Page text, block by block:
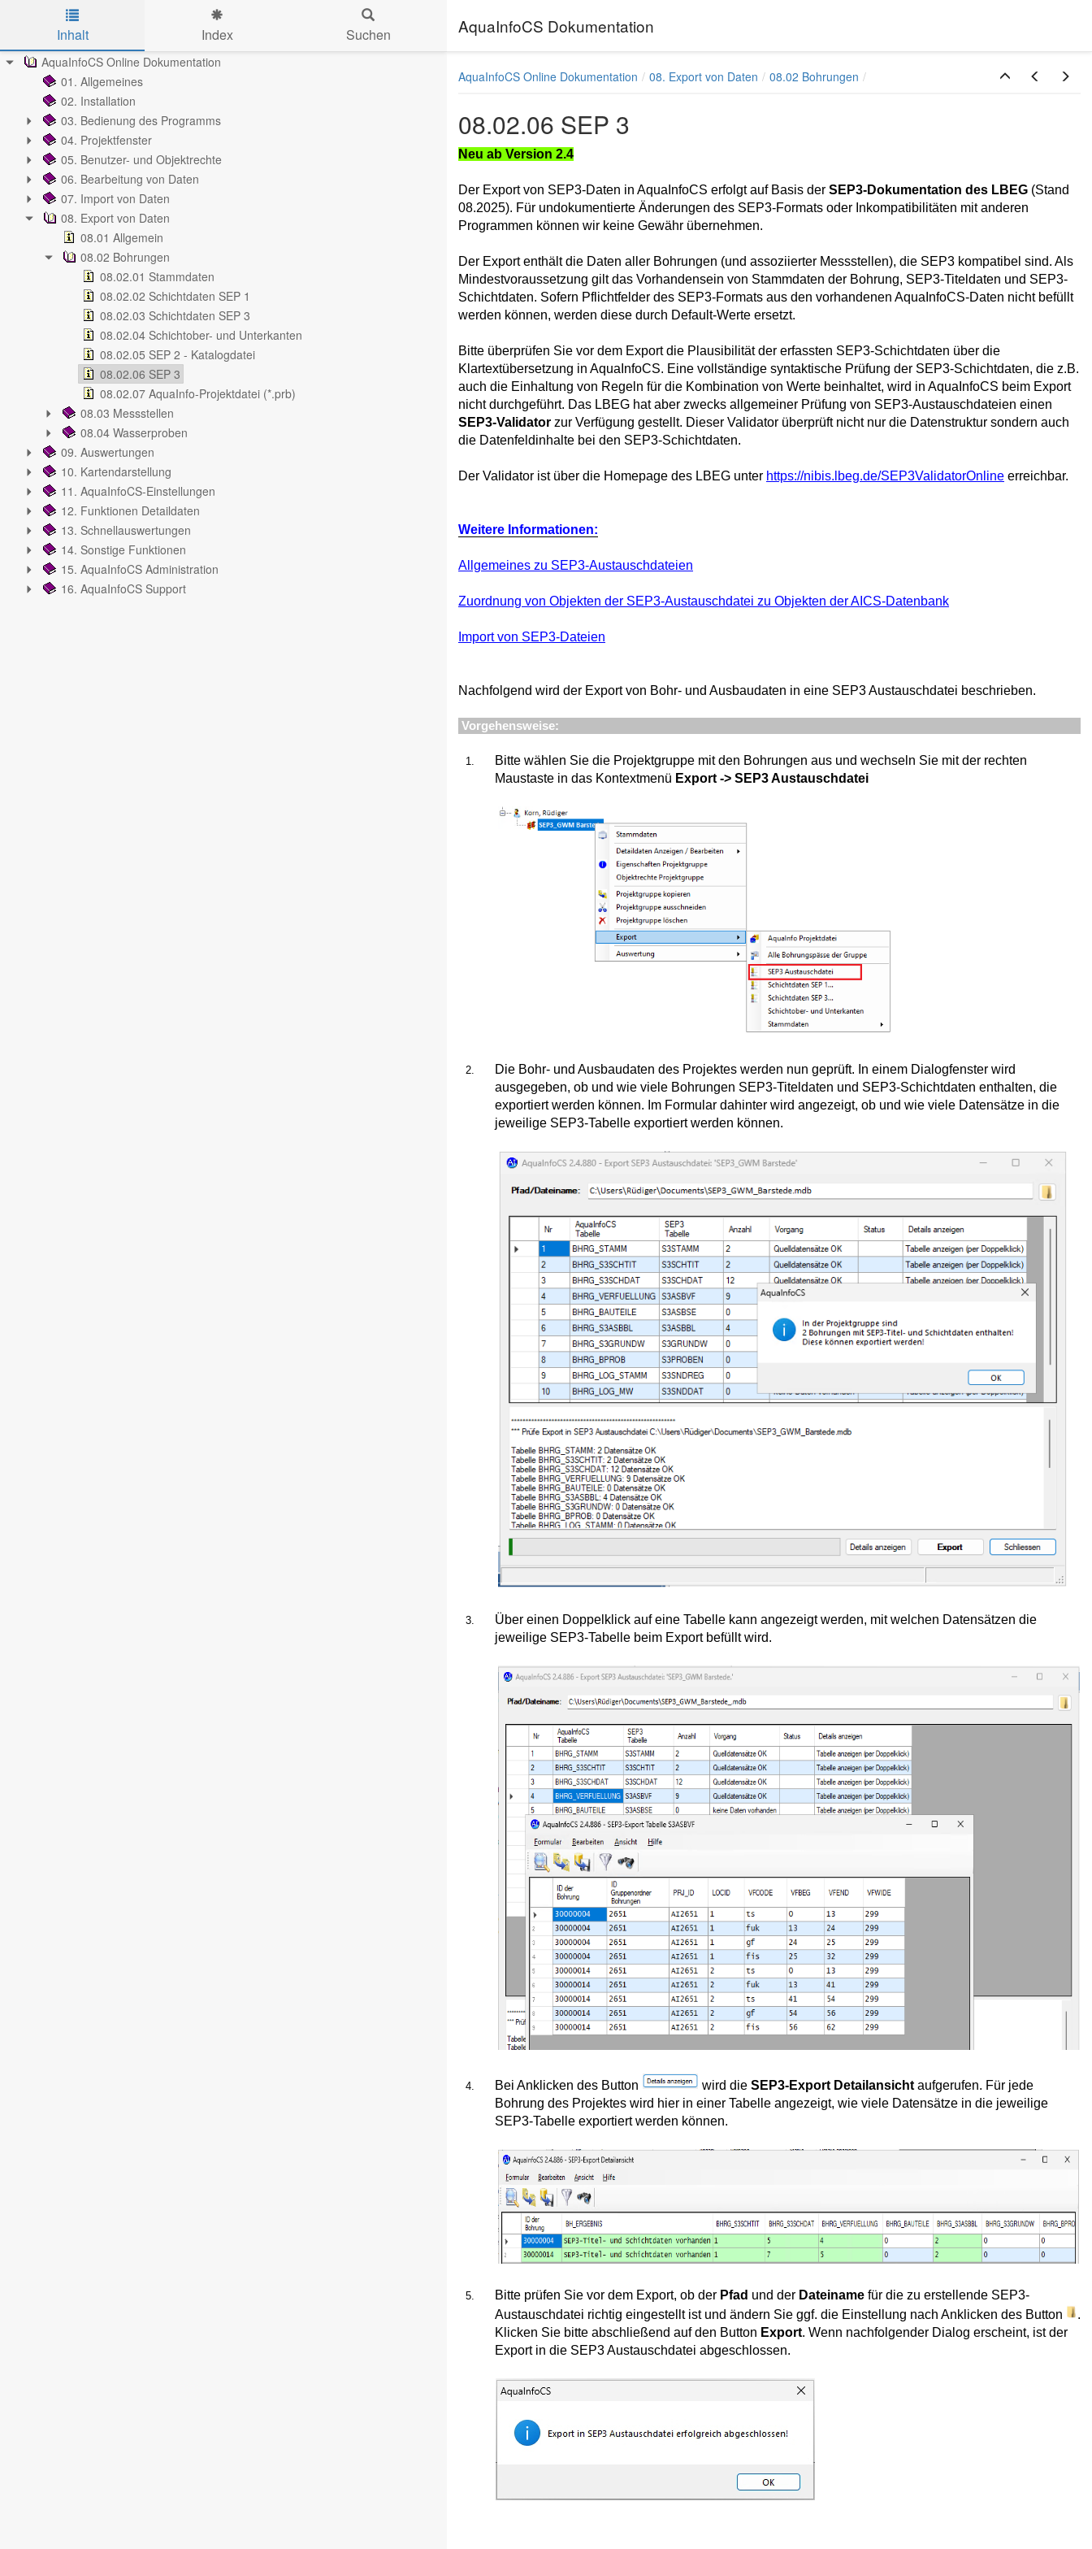
Skip to main content
AquaInfoCS Dokumentation
Inhalt Index Suchen
AquaInfoCS Online Dokumentation
01. Allgemeines
02. Installation
03. Bedienung des Programms
04. Projektfenster
05. Benutzer- und Objektrechte
06. Bearbeitung von Daten
07. Import von Daten
08. Export von Daten
08.01 Allgemein
08.02 Bohrungen
08.02.01 Stammdaten
08.02.02 Schichtdaten SEP 1
08.02.03 Schichtdaten SEP 3
08.02.04 Schichtober- und Unterkanten
08.02.05 SEP 2 - Katalogdatei
08.02.06 SEP 3
08.02.07 AquaInfo-Projektdatei (*.prb)
08.03 Messstellen
08.04 Wasserproben
09. Auswertungen
10. Kartendarstellung
11. AquaInfoCS-Einstellungen
12. Funktionen Detaildaten
13. Schnellauswertungen
14. Sonstige Funktionen
15. AquaInfoCS Administration
16. AquaInfoCS Support
AquaInfoCS Online Dokumentation 08. Export von Daten 08.02 Bohrungen
08.02.06 SEP 3
Neu ab Version 2.4
Der Export von SEP3-Daten in AquaInfoCS erfolgt auf Basis der SEP3-Dokumentation des LBEG (Stand
08.2025). Für undokumentierte Änderungen des SEP3-Formats oder Inkompatibilitäten mit anderen
Programmen können wir keine Gewähr übernehmen.
Der Export enthält die Daten aller Bohrungen (und assoziierter Messstellen), die SEP3 kompatibel sind. Als
Mindestvoraussetzung gilt das Vorhandensein von Stammdaten der Bohrung, SEP3-Titeldaten und SEP3-
Schichtdaten. Sofern Pflichtfelder des SEP3-Formats aus den vorhandenen AquaInfoCS-Daten nicht befüllt
werden können, werden diese durch Default-Werte ersetzt.
Bitte überprüfen Sie vor dem Export die Plausibilität der erfassten SEP3-Schichtdaten über die
Klartextübersetzung in AquaInfoCS. Eine vollständige syntaktische Prüfung der SEP3-Schichtdaten, die z.B.
auch die Einhaltung von Regeln für die Kombination von Werte beinhaltet, wird in AquaInfoCS beim Export
nicht durchgeführt. Das LBEG hat aber zwecks allgemeiner Prüfung von SEP3-Austauschdateien einen
SEP3-Validator zur Verfügung gestellt. Dieser Validator überprüft nicht nur die Datenstruktur sondern auch
die Datenfeldinhalte bei den SEP3-Schichtdaten.
Der Validator ist über die Homepage des LBEG unter https://nibis.lbeg.de/SEP3ValidatorOnline erreichbar.
Weitere Informationen:
Allgemeines zu SEP3-Austauschdateien
Zuordnung von Objekten der SEP3-Austauschdatei zu Objekten der AICS-Datenbank
Import von SEP3-Dateien
Nachfolgend wird der Export von Bohr- und Ausbaudaten in eine SEP3 Austauschdatei beschrieben.
Vorgehensweise:
Bitte wählen Sie die Projektgruppe mit den Bohrungen aus und wechseln Sie mit der rechten
Maustaste in das Kontextmenü Export -> SEP3 Austauschdatei
Die Bohr- und Ausbaudaten des Projektes werden nun geprüft. In einem Dialogfenster wird
ausgegeben, ob und wie viele Bohrungen SEP3-Titeldaten und SEP3-Schichtdaten enthalten, die
exportiert werden können. Im Formular dahinter wird angezeigt, ob und wie viele Datensätze in die
jeweilige SEP3-Tabelle exportiert werden können.
Über einen Doppelklick auf eine Tabelle kann angezeigt werden, mit welchen Datensätzen die
jeweilige SEP3-Tabelle beim Export befüllt wird.
Bei Anklicken des Button wird die SEP3-Export Detailansicht aufgerufen. Für jede
Bohrung des Projektes wird hier in einer Tabelle angezeigt, wie viele Datensätze in die jeweilige
SEP3-Tabelle exportiert werden können.
Bitte prüfen Sie vor dem Export, ob der Pfad und der Dateiname für die zu erstellende SEP3-
Austauschdatei richtig eingestellt ist und ändern Sie ggf. die Einstellung nach Anklicken des Button
.
Klicken Sie bitte abschließend auf den Button Export. Wenn nachfolgender Dialog erscheint, ist der
Export in die SEP3 Austauschdatei abgeschlossen.